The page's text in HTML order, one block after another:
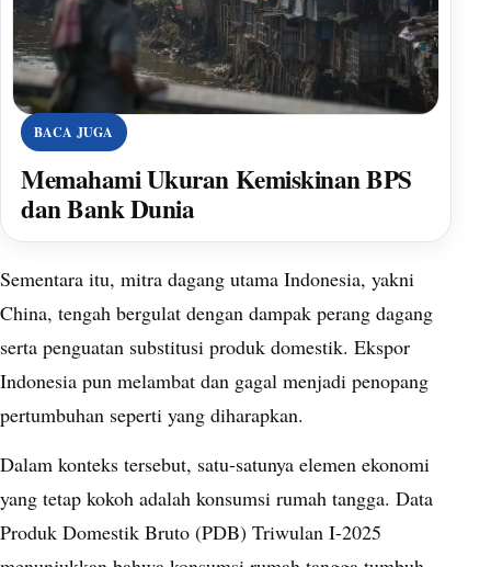
BACA JUGA
Memahami Ukuran Kemiskinan BPS
dan Bank Dunia
Sementara itu, mitra dagang utama Indonesia, yakni
China, tengah bergulat dengan dampak perang dagang
serta penguatan substitusi produk domestik. Ekspor
Indonesia pun melambat dan gagal menjadi penopang
pertumbuhan seperti yang diharapkan.
Dalam konteks tersebut, satu-satunya elemen ekonomi
yang tetap kokoh adalah konsumsi rumah tangga. Data
Produk Domestik Bruto (PDB) Triwulan I-2025